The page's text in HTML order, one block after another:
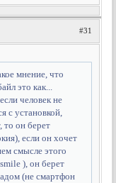
#31
мнение, что
это как...
человек не
с установкой,
то он берет
если он хочет
смысле этого
), он берет
(не смартфон